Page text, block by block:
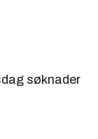
søknader